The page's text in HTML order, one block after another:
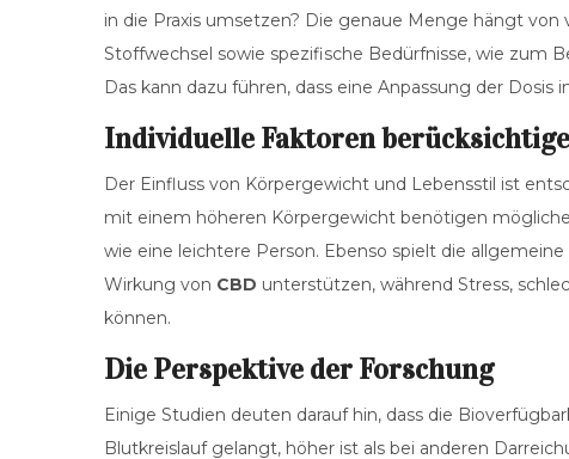
in die Praxis umsetzen? Die genaue Menge hängt
Stoffwechsel sowie spezifische Bedürfnisse, wie zum
Das kann dazu führen, dass eine Anpassung der
Individuelle Faktoren
Der Einfluss von Körpergewicht und Lebensstil ist
mit einem höheren Körpergewicht benötigen
wie eine leichtere Person. Ebenso spielt die
Wirkung von CBD unterstützen, während Stress,
können.
Die Perspektive der Forschung
Einige Studien deuten darauf hin, dass die
Blutkreislauf gelangt, höher ist als bei anderen